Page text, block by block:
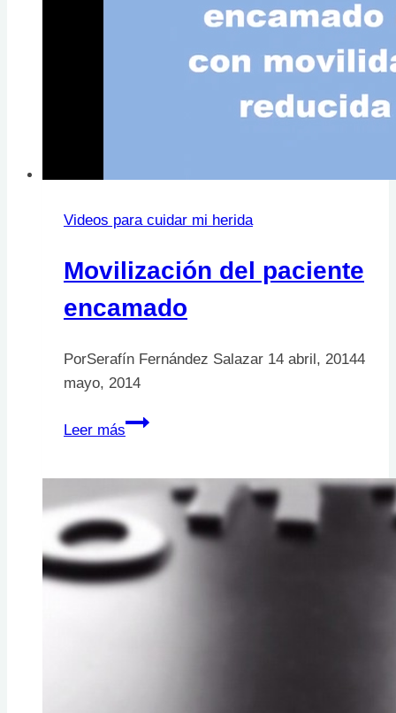
Videos para cuidar mi herida
Movilización del paciente
encamado
PorSerafín Fernández Salazar 14 abril, 20144
mayo, 2014
Leer más
Movilización
encamado